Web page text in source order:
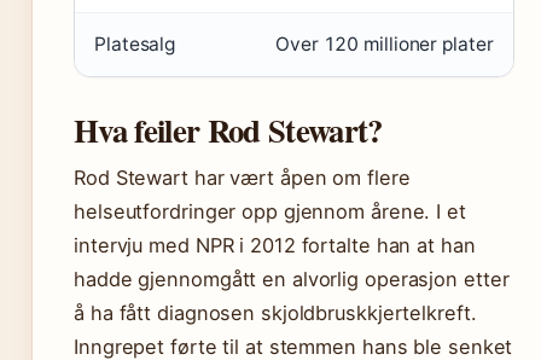
Platesalg Over 120 millioner plater
Hva feiler Rod Stewart?
Rod Stewart har vært åpen om flere
helseutfordringer opp gjennom årene. I et
intervju med NPR i 2012 fortalte han at han
hadde gjennomgått en alvorlig operasjon etter
å ha fått diagnosen skjoldbruskkjertelkreft.
Inngrepet førte til at stemmen hans ble senket